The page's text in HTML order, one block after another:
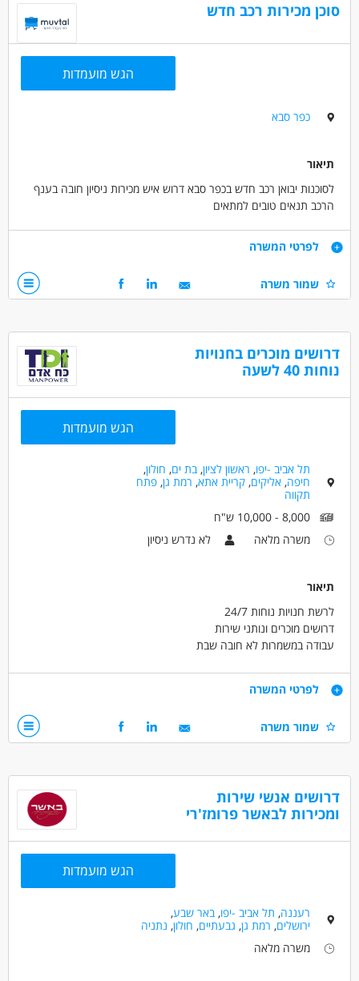
מכירות - מנהל/ת מכירות
מאפייני משרה
סוכן מכירות רכב חדש
הגש מועמדות
כפר סבא
תיאור
לסוכנות יבואן רכב חדש בכפר סבא דרוש איש מכירות ניסיון חובה בענף
הרכב תנאים טובים למתאים
דרישות
מכירות - מוכר/ת
מאפייני משרה
לפרטי המשרה
שמור משרה
דרושים מוכרים בחנויות
נוחות 40 לשעה
הגש מועמדות
תל אביב -יפו, ראשון לציון,בת ים, חולון,
חיפה,אליקים,קריית אתא, רמת גן,פתח
תקווה
8,000 - 10,000 ש"ח
משרה מלאה
לא נדרש ניסיון
תיאור
לרשת חנויות נוחות 24/7
דרושים מוכרים ונותני שירות
עבודה במשמרות לא חובה שבת
40 לשעה
דרישות
מכירות - מוכר/ת
מכירות - מכירות פרונטלי
מאפייני משרה
עבודת משמרות
לפרטי המשרה
שמור משרה
דרושים אנשי שירות
ומכירות לבאשר פרומז'רי
הגש מועמדות
רעננה, תל אביב -יפו,באר שבע,
ירושלים, רמת גן, גבעתיים, חולון, נתניה
משרה מלאה